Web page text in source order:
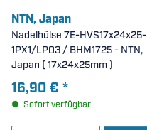
NTN, Japan
Nadelhülse 7E-HVS17x24x25-
1PX1/LP03 / BHM1725 - NTN,
Japan ( 17x24x25mm )
16,90 € *
Sofort verfügbar